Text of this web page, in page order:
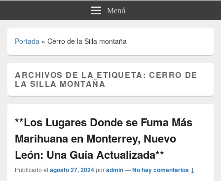
Menú
Portada » Cerro de la Silla montaña
ARCHIVOS DE LA ETIQUETA:CERRO DE
LA SILLA MONTAÑA
**Los Lugares Donde se Fuma Más
Marihuana en Monterrey, Nuevo
León: Una Guía Actualizada**
Publicado el agosto 27, 2024poradmin—No hay comentarios ↓